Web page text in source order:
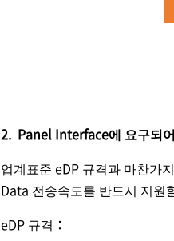
2. Panel Interface에 요구되
업계표준 eDP 규격과 마찬가
Data 전송속도를 반드시 지원
eDP 규격：